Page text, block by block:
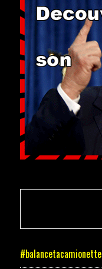
#balancetacamionette